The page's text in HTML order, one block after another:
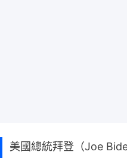
美國總統拜登（Joe